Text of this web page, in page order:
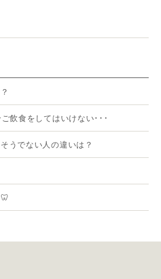
飲食をしてはいけない･･･
うでない人の違いは？